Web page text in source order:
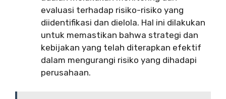
evaluasi terhadap risiko-risiko yang
diidentifikasi dan dielola. Hal ini dilakukan
untuk memastikan bahwa strategi dan
kebijakan yang telah diterapkan efektif
dalam mengurangi risiko yang dihadapi
perusahaan.